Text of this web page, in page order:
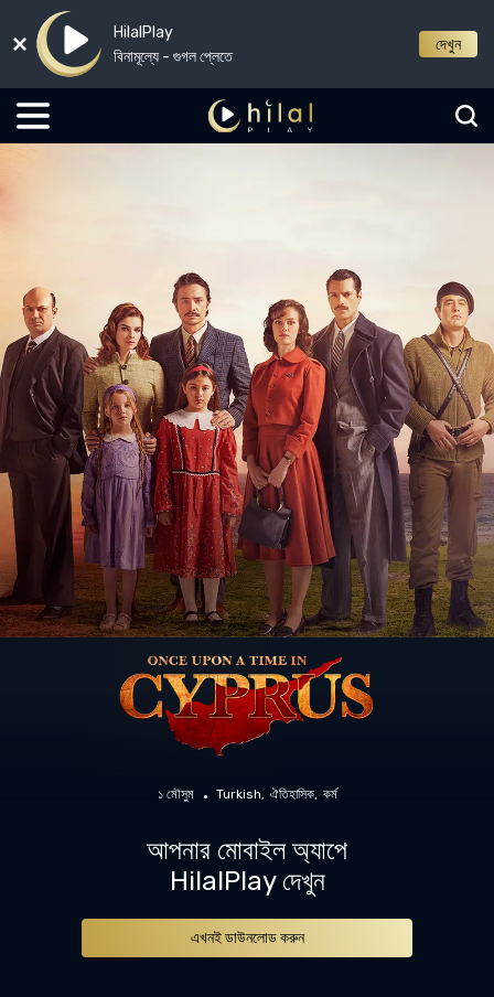
HilalPlay
বিনামূল্যে - গুগল প্লেতে
দেখুন
১ মৌসুম Turkish ঐতিহাসিক কর্ম
আপনার মোবাইল অ্যাপে
HilalPlay দেখুন
এখনই ডাউনলোড করুন